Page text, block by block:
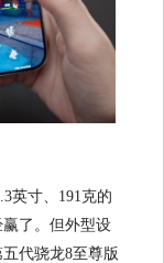
英寸、191克的
了。但外型设
代骁龙8至尊版